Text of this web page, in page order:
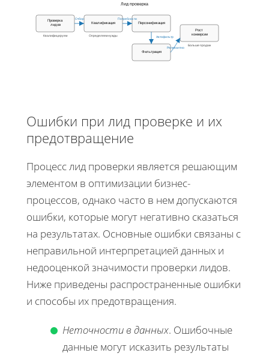
Лид проверка
Проверка
лидов
Квалификация Персонификация
Фильтрация
Рост
конверсии
Отбор Потребности
Автофильтр
Релевантно
Квалифицируем Определяем нужды
Больше продаж
Ошибки при лид проверке и их
предотвращение
Процесс лид проверки является решающим
элементом в оптимизации бизнес-
процессов, однако часто в нем допускаются
ошибки, которые могут негативно сказаться
на результатах. Основные ошибки связаны с
неправильной интерпретацией данных и
недооценкой значимости проверки лидов.
Ниже приведены распространенные ошибки
и способы их предотвращения.
Неточности в данных. Ошибочные
данные могут исказить результаты